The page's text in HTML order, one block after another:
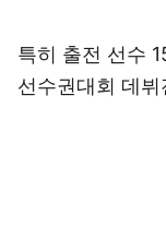
특히 출전 선수
선수권대회 데